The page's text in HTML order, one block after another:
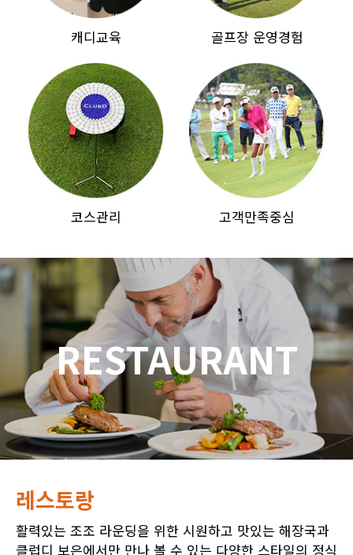
캐디교육 골프장 운영경험
코스관리 고객만족중심
RESTAURANT
레스토랑
활력있는 조조 라운딩을 위한 시원하고 맛있는 해장국과
클럽디 보은에서만 만나 볼 수 있는 다양한 스타일의 정식